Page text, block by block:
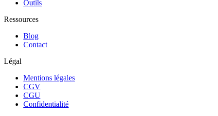
Outils
Ressources
Blog
Contact
Légal
Mentions légales
CGV
CGU
Confidentialité